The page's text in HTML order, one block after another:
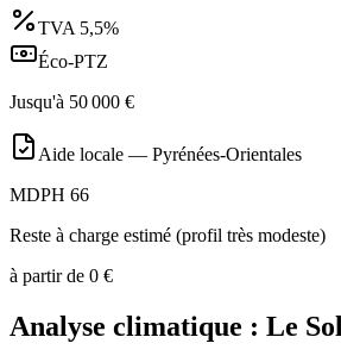
TVA 5,5%
Éco-PTZ
Jusqu'à 50 000 €
Aide locale — Pyrénées-Orientales
MDPH 66
Reste à charge estimé (profil très modeste)
à partir de 0 €
Analyse climatique : Le